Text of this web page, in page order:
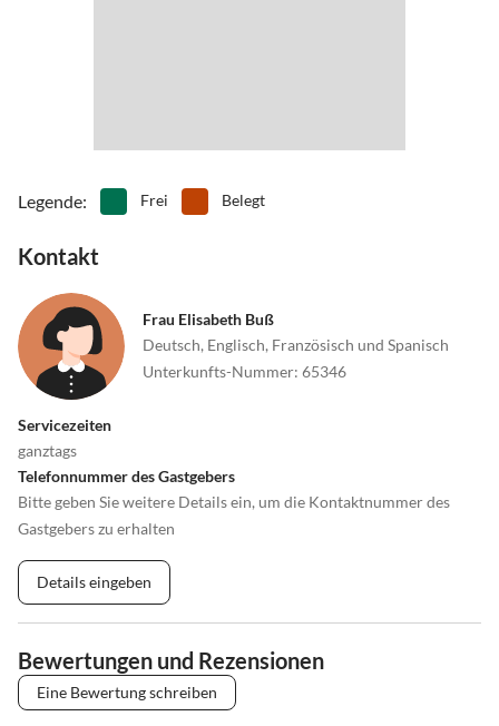
Legende: Frei Belegt
Kontakt
Frau Elisabeth Buß
Deutsch, Englisch, Französisch und Spanisch
Unterkunfts-Nummer: 65346
Servicezeiten
ganztags
Telefonnummer des Gastgebers
Bitte geben Sie weitere Details ein, um die Kontaktnummer des
Gastgebers zu erhalten
Details eingeben
Bewertungen und Rezensionen
Eine Bewertung schreiben